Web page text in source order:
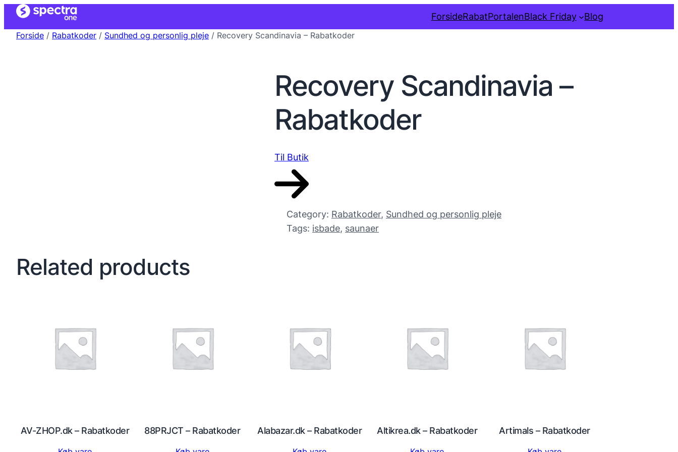
ForsideRabatPortalenBlack Friday Blog
Forside / Rabatkoder / Sundhed og personlig pleje / Recovery Scandinavia – Rabatkoder
Recovery Scandinavia –
Rabatkoder
Til Butik
Category: Rabatkoder, Sundhed og personlig pleje
Tags: isbade, saunaer
Related products
AV-ZHOP.dk – Rabatkoder 88PRJCT – Rabatkoder Alabazar.dk – Rabatkoder Altikrea.dk – Rabatkoder Artimals – Rabatkoder